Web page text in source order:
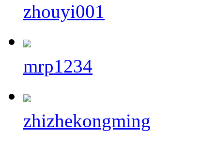
zhouyi001
mrp1234
zhizhekongming